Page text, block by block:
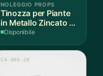
NOLEGGIO PROPS
Tinozza per Piante
in Metallo Zincato -
1 Pezzo
Disponibile
CA 003-20